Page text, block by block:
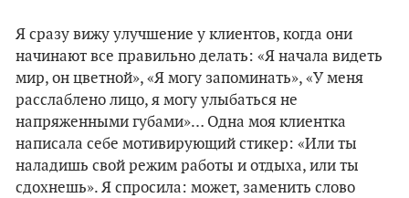
Я сразу вижу улучшение у клиентов, когда они
начинают все правильно делать: «Я начала видеть
мир, он цветной», «Я могу запоминать», «У меня
расслаблено лицо, я могу улыбаться не
напряженными губами»… Одна моя клиентка
написала себе мотивирующий стикер: «Или ты
наладишь свой режим работы и отдыха, или ты
сдохнешь». Я спросила: может, заменить слово